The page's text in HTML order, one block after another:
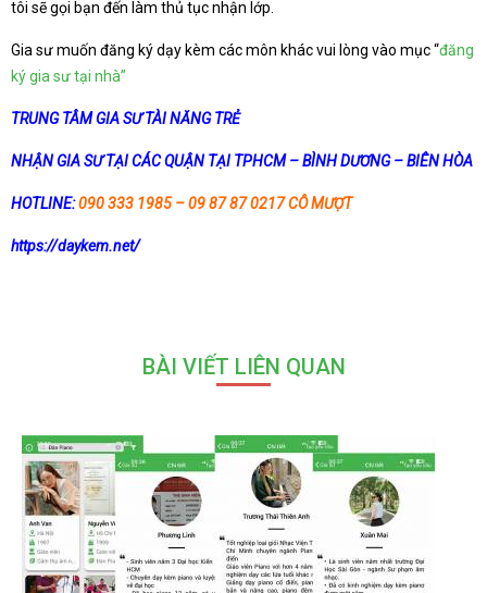
tôi sẽ gọi bạn đến làm thủ tục nhận lớp.
Gia sư muốn đăng ký dạy kèm các môn khác vui lòng vào mục “đăng
ký gia sư tại nhà”
TRUNG TÂM GIA SƯ TÀI NĂNG TRẺ
NHẬN GIA SƯ TẠI CÁC QUẬN TẠI TPHCM – BÌNH DƯƠNG – BIÊN HÒA
HOTLINE:090 333 1985 – 09 87 87 0217 CÔ MƯỢT
https://daykem.net/
BÀI VIẾT LIÊN QUAN